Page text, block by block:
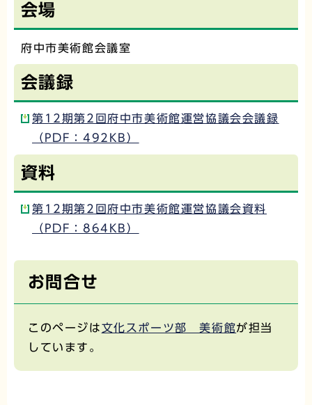
会場
府中市美術館会議室
会議録
第12期第2回府中市美術館運営協議会会議録
（PDF：492KB）
資料
第12期第2回府中市美術館運営協議会資料
（PDF：864KB）
お問合せ
このページは文化スポーツ部 美術館が担当
しています。